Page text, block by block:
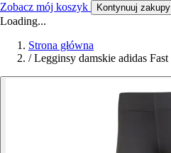
Zobacz mój koszyk Kontynuuj zakupy
Loading...
Strona główna
/ Legginsy damskie adidas